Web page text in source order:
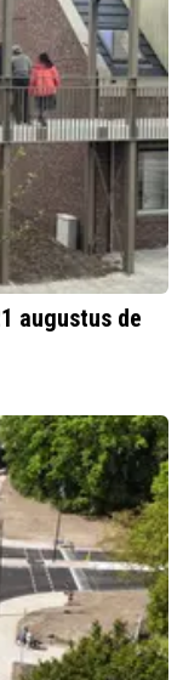
augustus de